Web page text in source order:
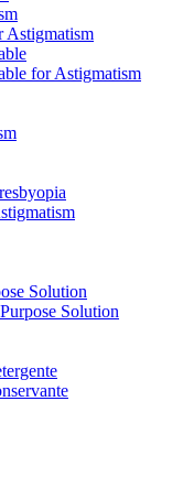
for Astigmatism
Solution
Solution